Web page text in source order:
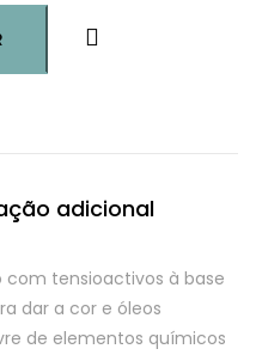
adicional
com tensioactivos à base
dar a cor e óleos
de elementos químicos